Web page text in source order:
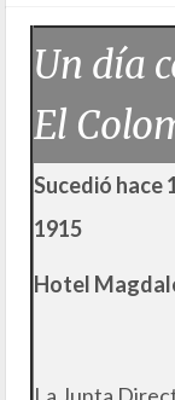
Un día
El
Sucedió hace
1915
Hotel